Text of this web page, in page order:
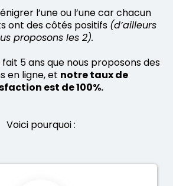
l’une ou l’une car chacun
ont des côtés positifs (d’ailleurs
proposons les 2).
5 ans que nous proposons des
en ligne, et notre taux de
est de 100%.
Voici pourquoi :